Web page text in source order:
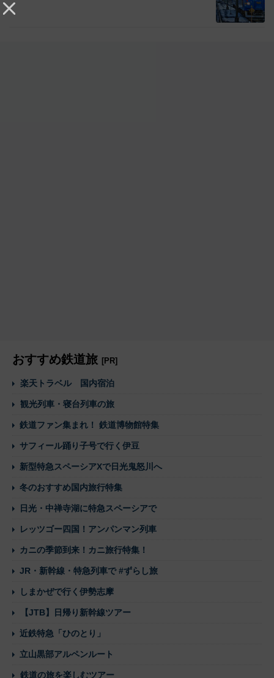
おすすめ鉄道旅 [PR]
楽天トラベル 国内宿泊
観光列車・寝台列車の旅
鉄道ファン集まれ！ 鉄道博物館特集
サフィール踊り子号で行く伊豆
新型特急スペーシアXで日光鬼怒川へ
冬のおすすめ国内旅行特集
日光・中禅寺湖に特急スペーシアで
レッツゴー四国！アンパンマン列車
カニの季節到来！カニ旅行特集！
JR・新幹線・特急列車で #ずらし旅
しまかぜで行く伊勢志摩
【JTB】日帰り新幹線ツアー
近鉄特急「ひのとり」
立山黒部アルペンルート
鉄道の旅を楽しむツアー